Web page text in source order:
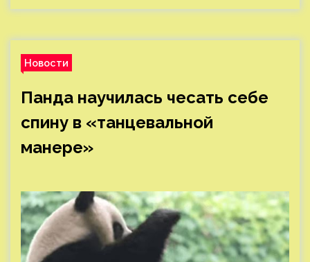
Новости
Панда научилась чесать себе
спину в «танцевальной
манере»